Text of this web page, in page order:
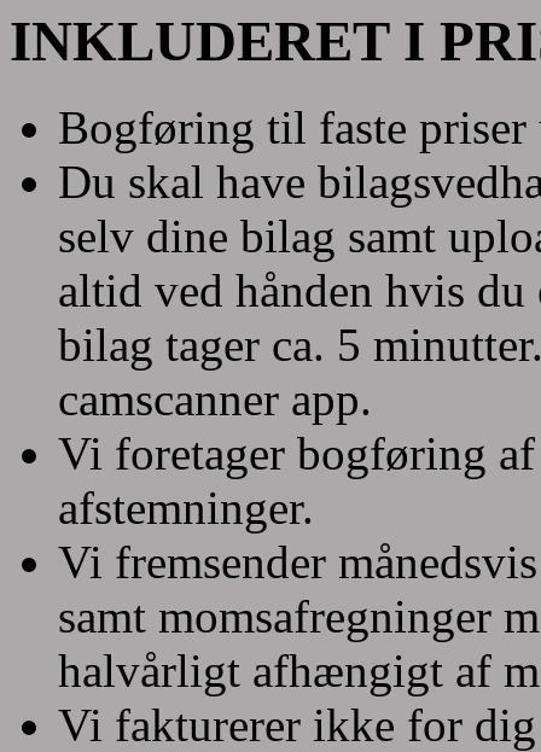
INKLUDERET I
Bogføring til faste priser
Du skal have
selv dine bilag samt
altid ved hånden hvis
bilag tager ca. 5
camscanner app.
Vi foretager bogføring
afstemninger.
Vi fremsender
samt momsafregninger
halvårligt afhængigt af
Vi fakturerer ikke for